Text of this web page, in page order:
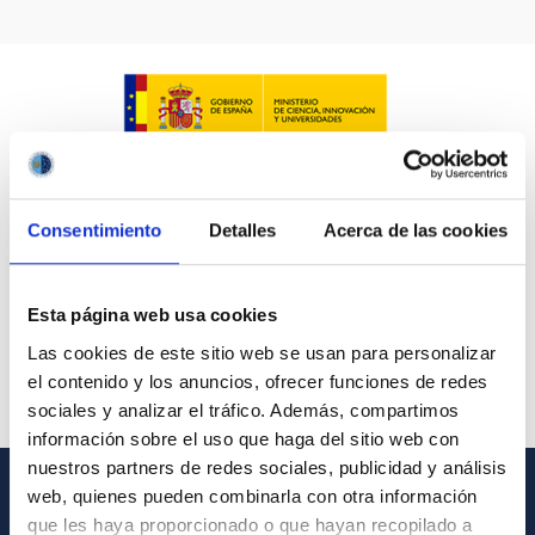
Consentimiento Detalles Acerca de las cookies
Esta página web usa cookies
Las cookies de este sitio web se usan para personalizar
el contenido y los anuncios, ofrecer funciones de redes
sociales y analizar el tráfico. Además, compartimos
información sobre el uso que haga del sitio web con
nuestros partners de redes sociales, publicidad y análisis
web, quienes pueden combinarla con otra información
que les haya proporcionado o que hayan recopilado a
INFORMACIÓN GENERAL